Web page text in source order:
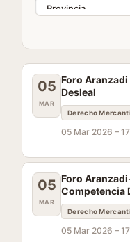
05
MAR
Foro
Desleal
Derecho
05 Mar 2026 –
05
MAR
Foro
Competencia
Derecho
05 Mar 2026 –